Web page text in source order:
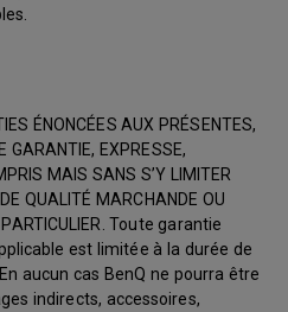
ÉNONCÉES AUX PRÉSENTES,
GARANTIE, EXPRESSE,
MAIS SANS S’Y LIMITER
QUALITÉ MARCHANDE OU
PARTICULIER. Toute garantie
est limitée à la durée de
aucun cas BenQ ne pourra être
indirects, accessoires,